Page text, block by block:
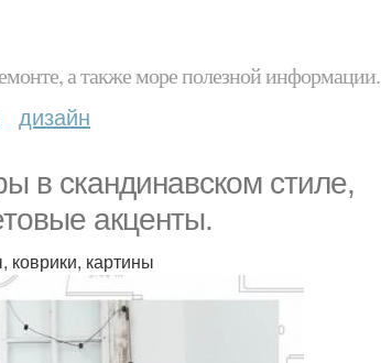
а также море полезной информации.
дизайн
в скандинавском стиле,
акценты.
картины